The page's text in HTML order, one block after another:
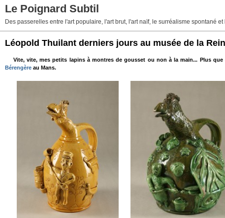
Le Poignard Subtil
Des passerelles entre l'art populaire, l'art brut, l'art naïf, le surréalisme spontané
Léopold Thuilant derniers jours au musée de la
Vite, vite, mes petits lapins à montres de gousset ou non à la main... Plus
Bérengère au Mans.